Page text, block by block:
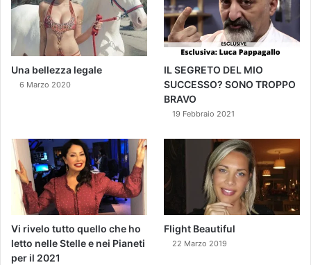
Una bellezza legale
6 Marzo 2020
IL SEGRETO DEL MIO
SUCCESSO? SONO TROPPO
BRAVO
19 Febbraio 2021
Vi rivelo tutto quello che ho
letto nelle Stelle e nei Pianeti
per il 2021
Flight Beautiful
22 Marzo 2019